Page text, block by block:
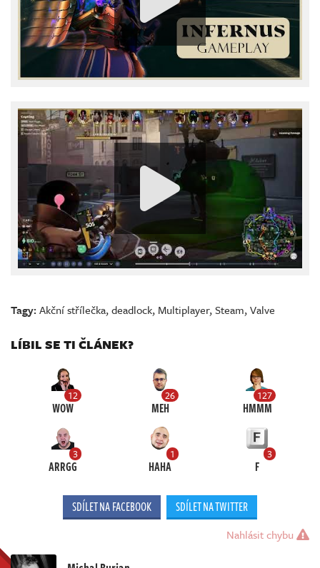
Tagy:Akční střílečka,deadlock, Multiplayer,Steam,Valve
LÍBIL SE TI ČLÁNEK?
12
WOW
26
MEH
127
HMMM
3
ARRGG
1
HAHA
3
F
SDÍLET NA FACEBOOK SDÍLET NA TWITTER
Nahlásit chybu